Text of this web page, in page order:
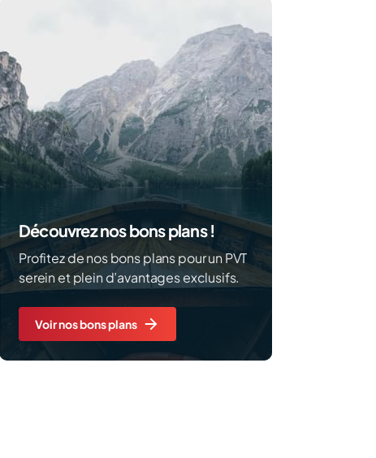
Découvrez nos bons plans !
Profitez de nos bons plans pour un PVT
serein et plein d’avantages exclusifs.
Voir nos bons plans